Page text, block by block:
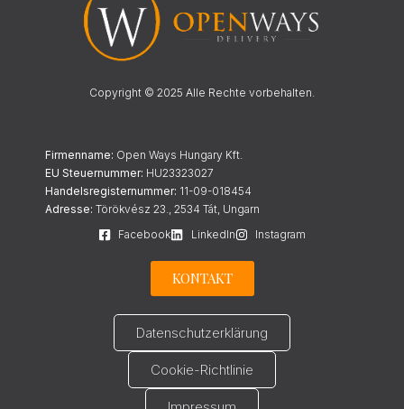
Copyright © 2025 Alle Rechte vorbehalten.
Firmenname: Open Ways Hungary Kft.
EU Steuernummer: HU23323027
Handelsregisternummer: 11-09-018454
Adresse: Törökvész 23., 2534 Tát, Ungarn
Facebook
LinkedIn Instagram
KONTAKT
Datenschutzerklärung
Cookie-Richtlinie